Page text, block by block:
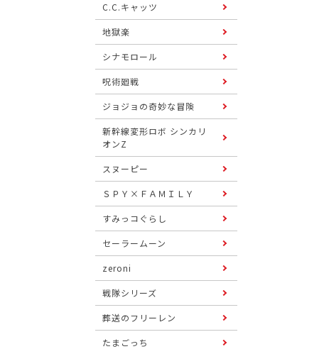
C.C.キャッツ
地獄楽
シナモロール
呪術廻戦
ジョジョの奇妙な冒険
新幹線変形ロボ シンカリ
オンZ
スヌーピー
ＳＰＹ×ＦＡＭＩＬＹ
すみっコぐらし
セーラームーン
zeroni
戦隊シリーズ
葬送のフリーレン
たまごっち